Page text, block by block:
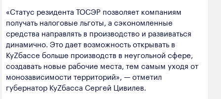
Лесная промышленность
Пищевая промышленность
«Статус резидента ТОСЭР позволяет компаниям
получать налоговые льготы, а сэкономленные
средства направлять в производство и развиваться
динамично. Это дает возможность открывать в
КуZбассе больше производств в неугольной сфере,
создавать новые рабочие места, тем самым уходя от
монозависимости территорий», — отметил
губернатор КуZбасса Сергей Цивилев.